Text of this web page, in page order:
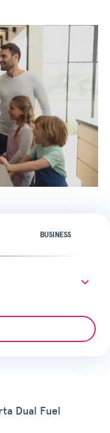
BUSINESS
Dual Fuel